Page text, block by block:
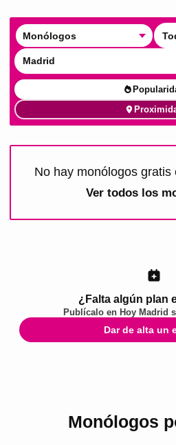
Monólogos
Madrid
No hay monólogos gratis
Ver todos los
¿Falta algún plan
Publícalo en Hoy Madrid
Dar de alta un
Monólogos